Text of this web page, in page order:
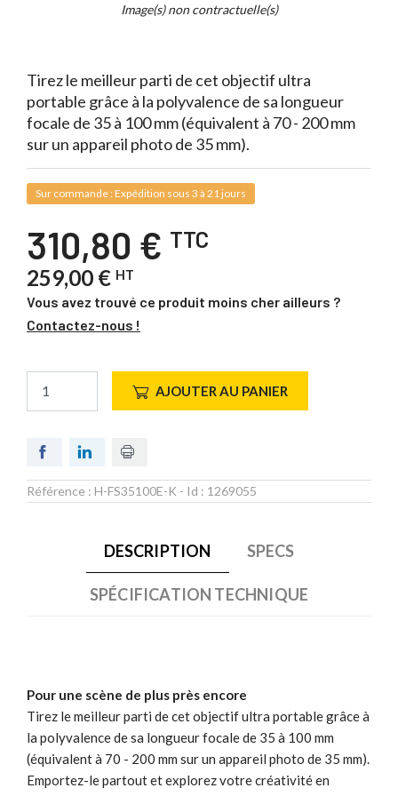
Image(s) non contractuelle(s)
Tirez le meilleur parti de cet objectif ultra
portable grâce à la polyvalence de sa longueur
focale de 35 à 100 mm (équivalent à 70 - 200 mm
sur un appareil photo de 35 mm).
Sur commande : Expédition sous 3 à 21 jours
310,80 € TTC
259,00 € HT
Vous avez trouvé ce produit moins cher ailleurs ?
Contactez-nous !
AJOUTER AU PANIER
Référence : H-FS35100E-K - Id : 1269055
DESCRIPTION SPECS
SPÉCIFICATION TECHNIQUE
Pour une scène de plus près encore
Tirez le meilleur parti de cet objectif ultra portable grâce à
la polyvalence de sa longueur focale de 35 à 100 mm
(équivalent à 70 - 200 mm sur un appareil photo de 35 mm).
Emportez-le partout et explorez votre créativité en